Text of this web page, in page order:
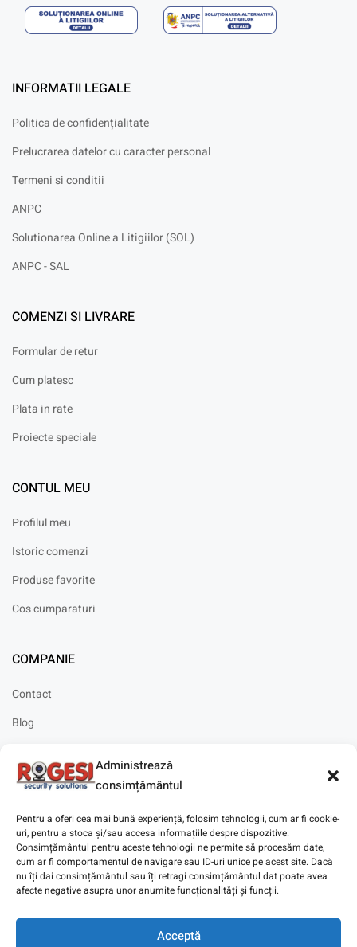
Administrează
consimțământul
Pentru a oferi cea mai bună experiență, folosim tehnologii, cum ar fi cookie-
uri, pentru a stoca și/sau accesa informațiile despre dispozitive.
Consimțământul pentru aceste tehnologii ne permite să procesăm date,
cum ar fi comportamentul de navigare sau ID-uri unice pe acest site. Dacă
nu îți dai consimțământul sau îți retragi consimțământul dat poate avea
afecte negative asupra unor anumite funcționalități și funcții.
Acceptă
INFORMATII LEGALE
Politica de confidențialitate
Prelucrarea datelor cu caracter personal
Termeni si conditii
ANPC
Solutionarea Online a Litigiilor (SOL)
ANPC - SAL
COMENZI SI LIVRARE
Formular de retur
Cum platesc
Plata in rate
Proiecte speciale
CONTUL MEU
Profilul meu
Istoric comenzi
Produse favorite
Cos cumparaturi
COMPANIE
Contact
Blog
Solicitare instalare
Copyright © 2025Digitaz.